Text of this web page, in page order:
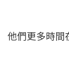
他們更多時間